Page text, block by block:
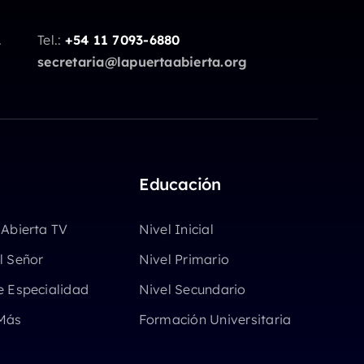
Tel.: +54 11 7093-6880
secretaria@lapuertaabierta.org
TV
Señor
Especialidad
Educación
Nivel Inicial
Nivel Primario
Nivel Secundario
Formación Universitaria